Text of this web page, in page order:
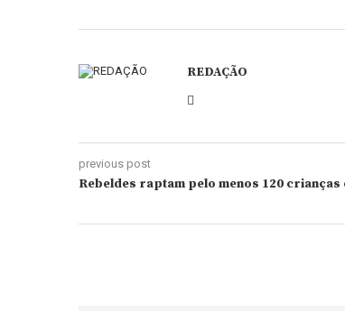
REDAÇÃO
previous post
Rebeldes raptam pelo menos 120 crianças